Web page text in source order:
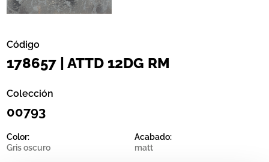
Código
178657 | ATTD 12DG RM
Colección
00793
Color:
Gris oscuro
Acabado:
matt